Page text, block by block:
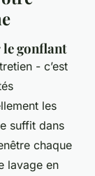
le gonflant
- c’est
les
suffit dans
chaque
lavage en